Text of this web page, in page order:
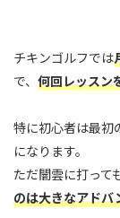
チキンゴルフでは
で、 何回レッスン
特に初心者は最初
になります。
ただ闇雲に打って
のは大きなアドバ